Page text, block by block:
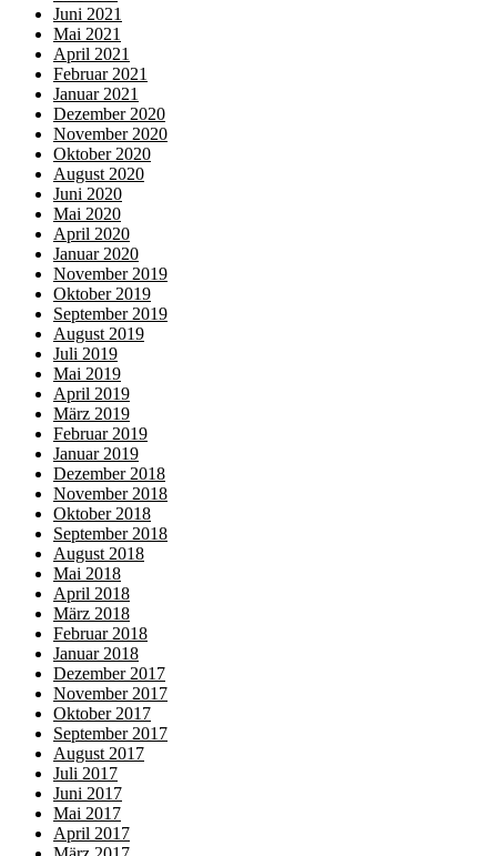
Juni 2021
Mai 2021
April 2021
Februar 2021
Januar 2021
Dezember 2020
November 2020
Oktober 2020
August 2020
Juni 2020
Mai 2020
April 2020
Januar 2020
November 2019
Oktober 2019
September 2019
August 2019
Juli 2019
Mai 2019
April 2019
März 2019
Februar 2019
Januar 2019
Dezember 2018
November 2018
Oktober 2018
September 2018
August 2018
Mai 2018
April 2018
März 2018
Februar 2018
Januar 2018
Dezember 2017
November 2017
Oktober 2017
September 2017
August 2017
Juli 2017
Juni 2017
Mai 2017
April 2017